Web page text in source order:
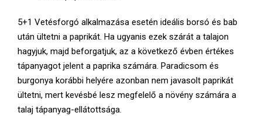
5+1 Vetésforgó alkalmazása esetén ideális borsó és bab
után ültetni a paprikát. Ha ugyanis ezek szárát a talajon
hagyjuk, majd beforgatjuk, az a következő évben értékes
tápanyagot jelent a paprika számára. Paradicsom és
burgonya korábbi helyére azonban nem javasolt paprikát
ültetni, mert kevésbé lesz megfelelő a növény számára a
talaj tápanyag-ellátottsága.